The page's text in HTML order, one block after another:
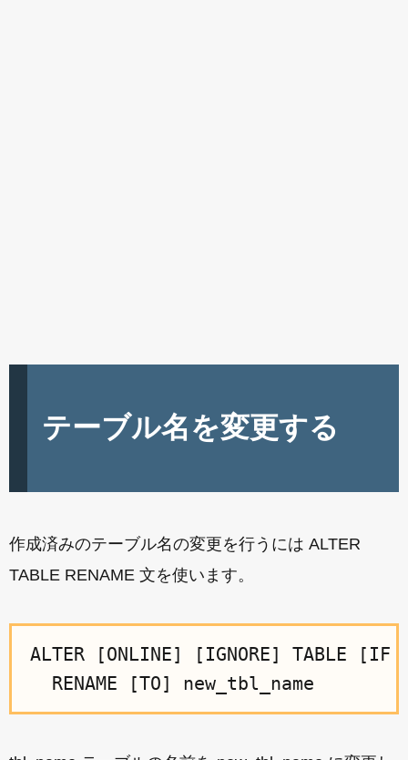
テーブル名を変更する
作成済みのテーブル名の変更を行うには ALTER
TABLE RENAME 文を使います。
ALTER [ONLINE] [IGNORE] TABLE [IF